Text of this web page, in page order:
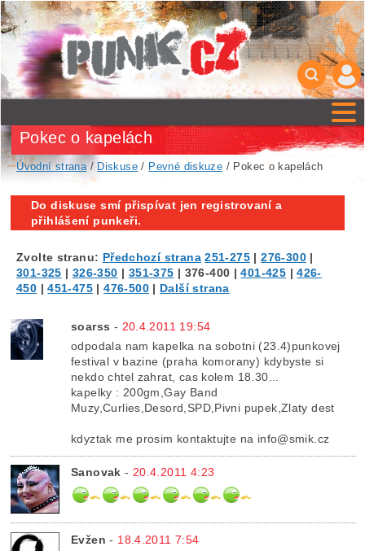
Pokec o kapelách
Úvodní strana/ Diskuse / Pevné diskuze / Pokec o kapelách
Do diskuse smí přispívat jen registrovaní a
přihlášení punkeři.
Zvolte stranu: Předchozí strana 251-275 |276-300|
301-325 | 326-350 | 351-375 | 376-400 |401-425 |426-
450 |451-475 |476-500| Další strana
soarss - 20.4.2011 19:54
odpodala nam kapelka na sobotni (23.4)punkovej
festival v bazine (praha komorany) kdybyste si
nekdo chtel zahrat, cas kolem 18.30...
kapelky : 200gm,Gay Band
Muzy,Curlies,Desord,SPD,Pivni pupek,Zlaty dest
kdyztak me prosim kontaktujte na info@smik.cz
Sanovak - 20.4.2011 4:23
Evžen - 18.4.2011 7:54